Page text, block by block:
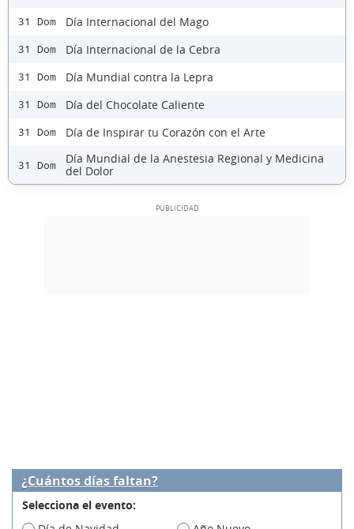
31 Dom Día Internacional del Mago
31 Dom Día Internacional de la Cebra
31 Dom Día Mundial contra la Lepra
31 Dom Día del Chocolate Caliente
31 Dom Día de Inspirar tu Corazón con el Arte
31 Dom
Día Mundial de la Anestesia Regional y Medicina
del Dolor
¿Cuántos días faltan?
Selecciona el evento: